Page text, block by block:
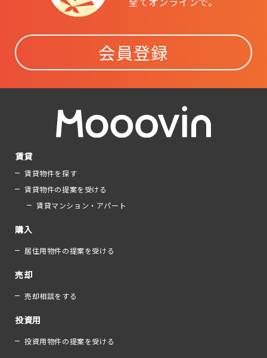
会員登録
賃貸
賃貸物件を探す
賃貸物件の提案を受ける
賃貸マンション・アパート
購入
居住用物件の提案を受ける
売却
売却相談をする
投資用
投資用物件の提案を受ける